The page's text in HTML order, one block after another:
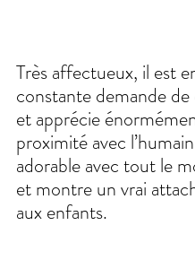
Très affectueux, il est
constante demande de
et apprécie
proximité avec
adorable avec tout le
et montre un vrai
aux enfants.